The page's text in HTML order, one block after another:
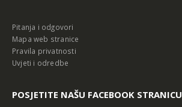
Pitanja i odgovori
Mapa web stranice
Pravila privatnosti
Uvjeti i odredbe
POSJETITE NAŠU FACEBOOK STRANICU